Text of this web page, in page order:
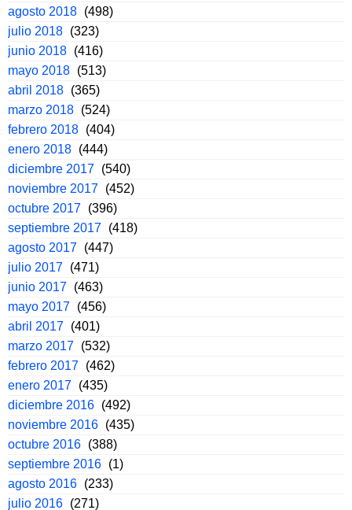
agosto 2018 (498)
julio 2018 (323)
junio 2018 (416)
mayo 2018 (513)
abril 2018 (365)
marzo 2018 (524)
febrero 2018 (404)
enero 2018 (444)
diciembre 2017 (540)
noviembre 2017 (452)
octubre 2017 (396)
septiembre 2017 (418)
agosto 2017 (447)
julio 2017 (471)
junio 2017 (463)
mayo 2017 (456)
abril 2017 (401)
marzo 2017 (532)
febrero 2017 (462)
enero 2017 (435)
diciembre 2016 (492)
noviembre 2016 (435)
octubre 2016 (388)
septiembre 2016 (1)
agosto 2016 (233)
julio 2016 (271)